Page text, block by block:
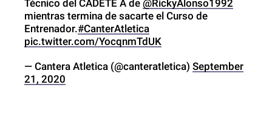
Técnico del CADETE À de @RickyAlonso1992
mientras termina de sacarte el Curso de
Entrenador.#CanterAtletica
pic.twitter.com/YocqnmTdUK
— Cantera Atletica (@canteratletica) September
21, 2020